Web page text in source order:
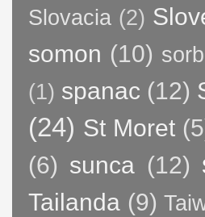
Slovacia (2)
somon (10)
(1) spanac (12)
(24) St Moret
(6) sunca (12)
Tailanda (9)